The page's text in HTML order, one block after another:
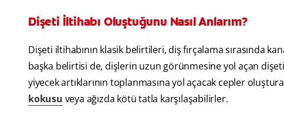
Dişeti İltihabı Oluştuğunu Nasıl Anlarım?
Dişeti iltihabının klasik belirtileri, diş fırçalama sırasında
başka belirtisi de, dişlerin uzun görünmesine yol açan
yiyecek artıklarının toplanmasına yol açacak cepler
kokusu veya ağızda kötü tatla karşılaşabilirler.